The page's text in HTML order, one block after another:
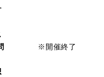
※開催終了